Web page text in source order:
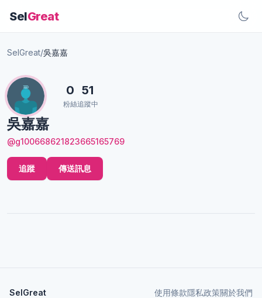
SelGreat
SelGreat/吳嘉嘉
吳嘉嘉
@g100668621823665165769
0
粉絲
51
追蹤中
追蹤 傳送訊息
SelGreat
使用條款隱私政策關於我們